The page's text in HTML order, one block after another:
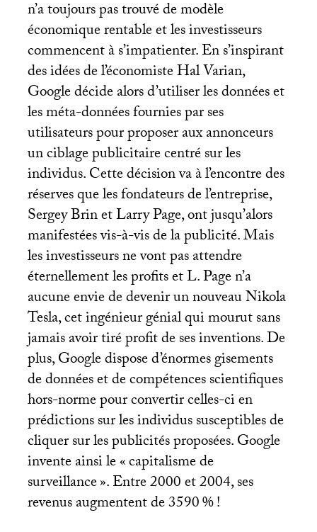
n’a toujours pas trouvé de modèle
économique rentable et les investisseurs
commencent à s’impatienter. En s’inspirant
des idées de l’économiste Hal Varian,
Google décide alors d’utiliser les données et
les méta-données fournies par ses
utilisateurs pour proposer aux annonceurs
un ciblage publicitaire centré sur les
individus. Cette décision va à l’encontre des
réserves que les fondateurs de l’entreprise,
Sergey Brin et Larry Page, ont jusqu’alors
manifestées vis-à-vis de la publicité. Mais
les investisseurs ne vont pas attendre
éternellement les profits et L. Page n’a
aucune envie de devenir un nouveau Nikola
Tesla, cet ingénieur génial qui mourut sans
jamais avoir tiré profit de ses inventions. De
plus, Google dispose d’énormes gisements
de données et de compétences scientifiques
hors-norme pour convertir celles-ci en
prédictions sur les individus susceptibles de
cliquer sur les publicités proposées. Google
invente ainsi le «capitalisme de
surveillance». Entre 2000 et 2004, ses
revenus augmentent de 3590%!